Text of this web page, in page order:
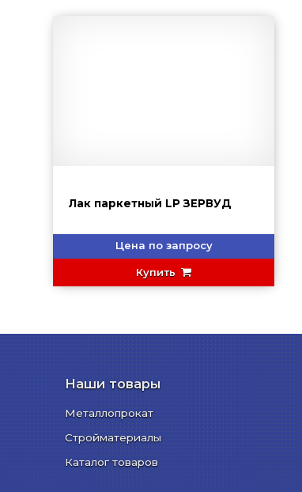
Лак паркетный LP ЗЕРВУД
Цена по запросу
Купить
Наши товары
Металлопрокат
Стройматериалы
Каталог товаров